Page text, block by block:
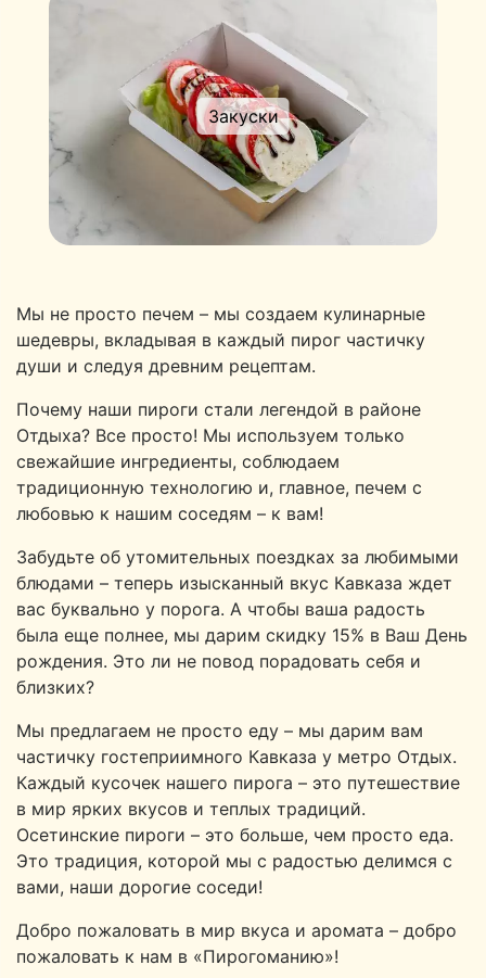
Закуски
Мы не просто печем – мы создаем кулинарные
шедевры, вкладывая в каждый пирог частичку
души и следуя древним рецептам.
Почему наши пироги стали легендой в районе
Отдыха? Все просто! Мы используем только
свежайшие ингредиенты, соблюдаем
традиционную технологию и, главное, печем с
любовью к нашим соседям – к вам!
Забудьте об утомительных поездках за любимыми
блюдами – теперь изысканный вкус Кавказа ждет
вас буквально у порога. А чтобы ваша радость
была еще полнее, мы дарим скидку 15% в Ваш День
рождения. Это ли не повод порадовать себя и
близких?
Мы предлагаем не просто еду – мы дарим вам
частичку гостеприимного Кавказа у метро Отдых.
Каждый кусочек нашего пирога – это путешествие
в мир ярких вкусов и теплых традиций.
Осетинские пироги – это больше, чем просто еда.
Это традиция, которой мы с радостью делимся с
вами, наши дорогие соседи!
Добро пожаловать в мир вкуса и аромата – добро
пожаловать к нам в «Пирогоманию»!